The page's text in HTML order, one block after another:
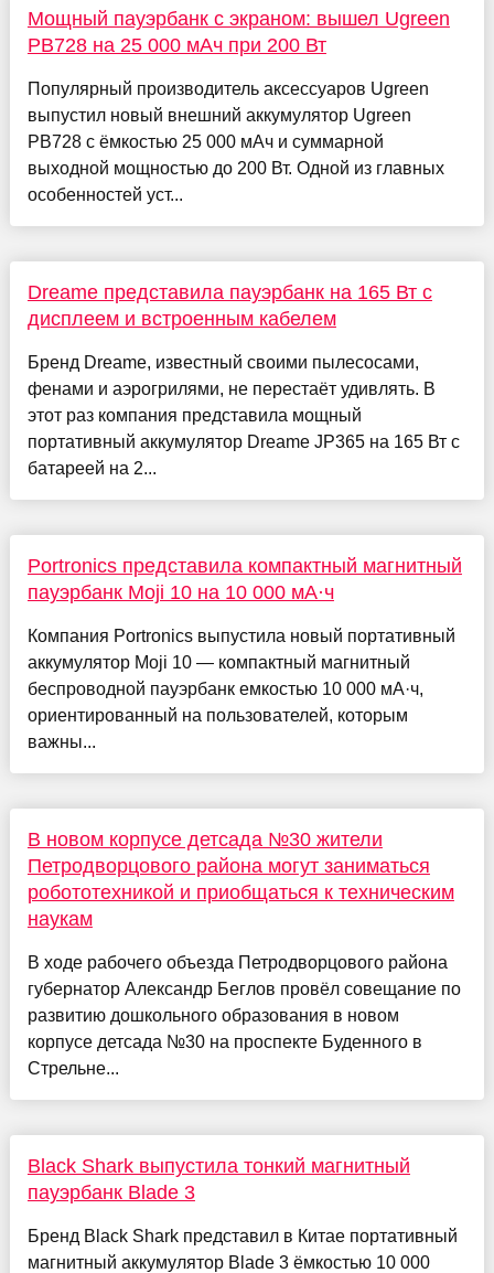
Мощный пауэрбанк с экраном: вышел Ugreen
PB728 на 25 000 мАч при 200 Вт
Популярный производитель аксессуаров Ugreen
выпустил новый внешний аккумулятор Ugreen
PB728 с ёмкостью 25 000 мАч и суммарной
выходной мощностью до 200 Вт. Одной из главных
особенностей уст...
Dreame представила пауэрбанк на 165 Вт с
дисплеем и встроенным кабелем
Бренд Dreame, известный своими пылесосами,
фенами и аэрогрилями, не перестаёт удивлять. В
этот раз компания представила мощный
портативный аккумулятор Dreame JP365 на 165 Вт с
батареей на 2...
Portronics представила компактный магнитный
пауэрбанк Moji 10 на 10 000 мА·ч
Компания Portronics выпустила новый портативный
аккумулятор Moji 10 — компактный магнитный
беспроводной пауэрбанк емкостью 10 000 мА·ч,
ориентированный на пользователей, которым
важны...
В новом корпусе детсада №30 жители
Петродворцового района могут заниматься
робототехникой и приобщаться к техническим
наукам
В ходе рабочего объезда Петродворцового района
губернатор Александр Беглов провёл совещание по
развитию дошкольного образования в новом
корпусе детсада №30 на проспекте Буденного в
Стрельне...
Black Shark выпустила тонкий магнитный
пауэрбанк Blade 3
Бренд Black Shark представил в Китае портативный
магнитный аккумулятор Blade 3 ёмкостью 10 000